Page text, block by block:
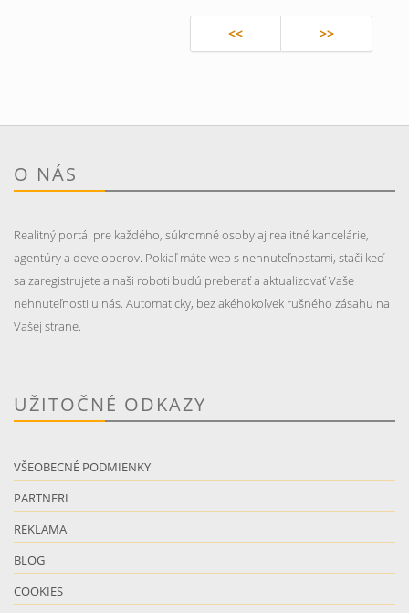
<< >>
O NÁS
Realitný portál pre každého, súkromné osoby aj realitné kancelárie,
agentúry a developerov. Pokiaľ máte web s nehnuteľnostami, stačí keď
sa zaregistrujete a naši roboti budú preberať a aktualizovať Vaše
nehnuteľnosti u nás. Automaticky, bez akéhokoľvek rušného zásahu na
Vašej strane.
UŽITOČNÉ ODKAZY
VŠEOBECNÉ PODMIENKY
PARTNERI
REKLAMA
BLOG
COOKIES